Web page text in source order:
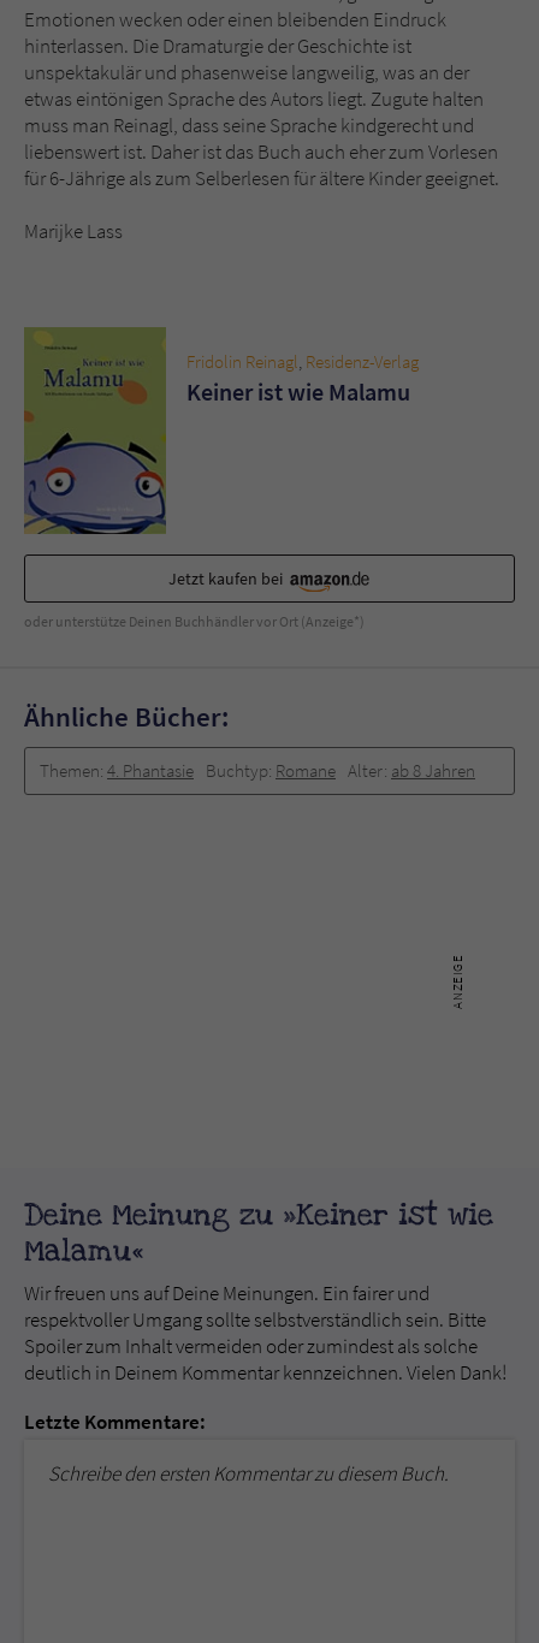
Emotionen wecken oder einen bleibenden Eindruck
hinterlassen. Die Dramaturgie der Geschichte ist
unspektakulär und phasenweise langweilig, was an der
etwas eintönigen Sprache des Autors liegt. Zugute halten
muss man Reinagl, dass seine Sprache kindgerecht und
liebenswert ist. Daher ist das Buch auch eher zum Vorlesen
für 6-Jährige als zum Selberlesen für ältere Kinder geeignet.
Marijke Lass
Fridolin Reinagl, Residenz-Verlag
Keiner ist wie Malamu
Jetzt kaufen bei
oder unterstütze Deinen Buchhändler vor Ort (Anzeige*)
Ähnliche Bücher:
Themen: 4. Phantasie Buchtyp: Romane Alter: ab 8 Jahren
Deine Meinung zu »Keiner ist wie
Malamu«
Wir freuen uns auf Deine Meinungen. Ein fairer und
respektvoller Umgang sollte selbstverständlich sein. Bitte
Spoiler zum Inhalt vermeiden oder zumindest als solche
deutlich in Deinem Kommentar kennzeichnen. Vielen Dank!
Letzte Kommentare:
Schreibe den ersten Kommentar zu diesem Buch.